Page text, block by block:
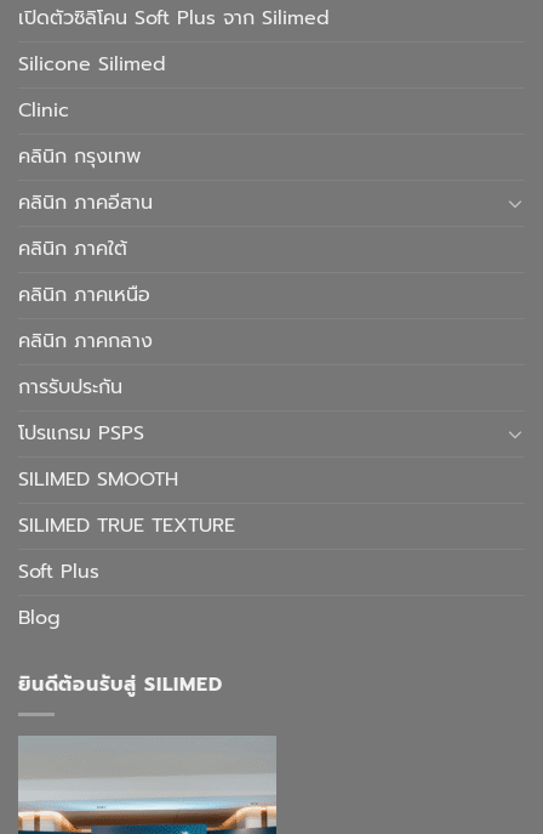
เปิดตัวซิลิโคน Soft Plus จาก Silimed
Silicone Silimed
Clinic
คลินิก กรุงเทพ
คลินิก ภาคอีสาน
คลินิก ภาคใต้
คลินิก ภาคเหนือ
คลินิก ภาคกลาง
การรับประกัน
โปรแกรม PSPS
SILIMED SMOOTH
SILIMED TRUE TEXTURE
Soft Plus
Blog
ยินดีต้อนรับสู่ SILIMED